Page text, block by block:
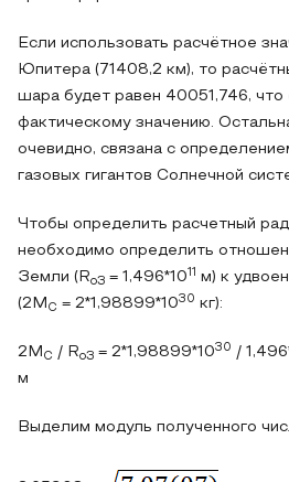
Если использовать расчётное
Юпитера (71408,2 км), то
шара будет равен 40051,746,
фактическому значению.
очевидно, связана с
газовых гигантов Солнечной
Чтобы определить расчетный
необходимо определить
Земли (RоЗ = 1,496*10
м) к
(2М С = 2*1,98899*1030 кг):
2М С / RоЗ = 2*1,98899*1030 /
м
Выделим модуль полученного